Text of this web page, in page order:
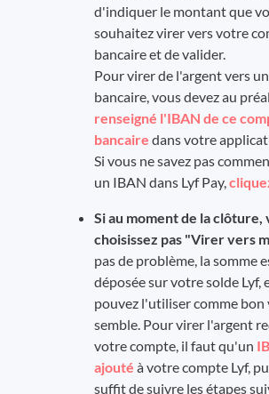
d'indiquer le montant que
souhaitez virer vers votre
bancaire et de valider.
Pour virer de l'argent vers
bancaire, vous devez au
renseigné l'IBAN de ce
bancaire dans votre
Si vous ne savez pas
un IBAN dans Lyf Pay,
Si au moment de la clôture,
choisissez pas "Virer vers
pas de problème, la somme
déposée sur votre solde Lyf,
pouvez l'utiliser comme bon
semble. Pour virer l'argent
votre compte, il faut qu'un
ajouté à votre compte Lyf,
suffit de suivre les étapes